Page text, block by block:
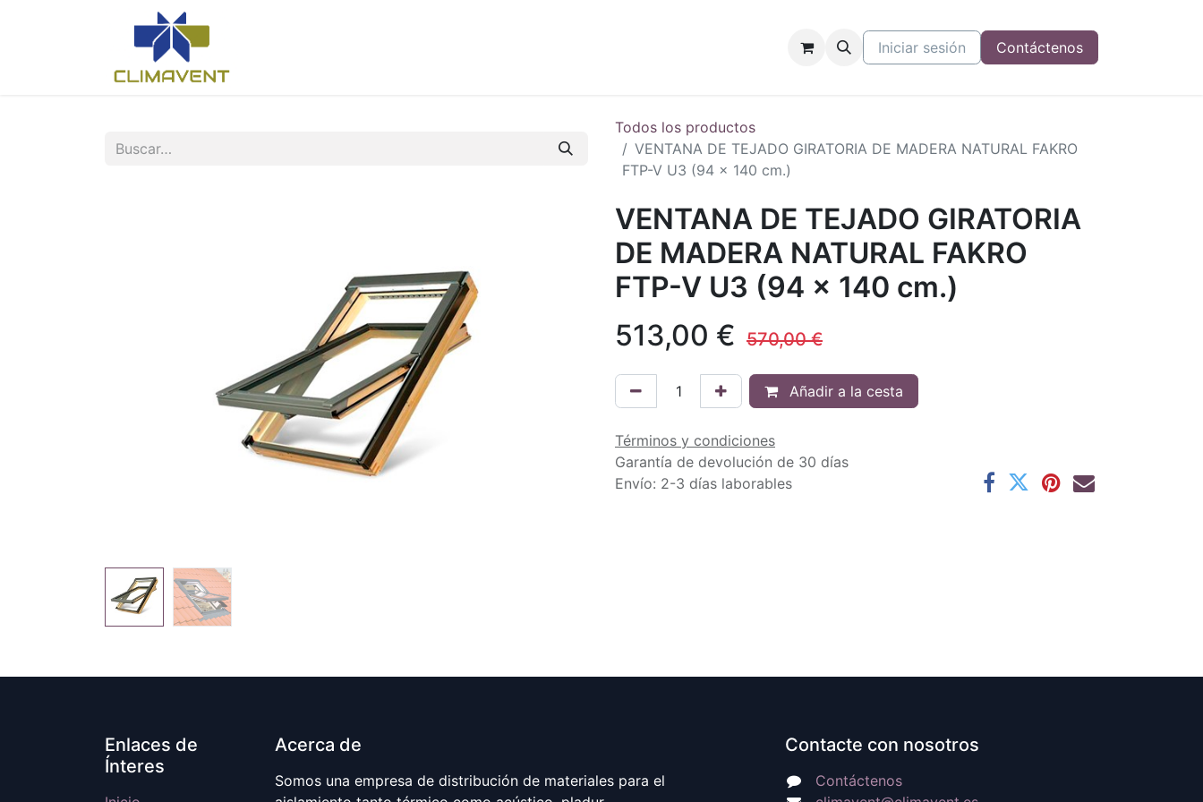
Iniciar sesión Contáctenos
Todos los productos
VENTANA DE TEJADO GIRATORIA DE MADERA NATURAL FAKRO
FTP-V U3 (94 x 140 cm.)
VENTANA DE TEJADO GIRATORIA
DE MADERA NATURAL FAKRO
FTP-V U3 (94 x 140 cm.)
513,00 € 570,00€
Añadir a la cesta
Términos y condiciones
Garantía de devolución de 30 días
Envío: 2-3 días laborables
Enlaces de
Ínteres
Acerca de
Somos una empresa de distribución de materiales para el
Contacte con nosotros
Contáctenos